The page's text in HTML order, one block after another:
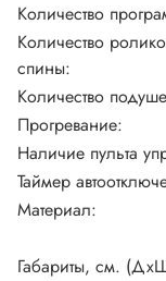
Количество
Количество
спины:
Количество
Прогревание:
Наличие пульта
Таймер
Материал:
Габариты, см.